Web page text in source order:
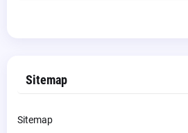
Sitemap
Sitemap